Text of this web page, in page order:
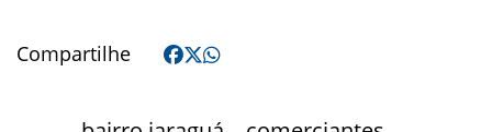
Compartilhe